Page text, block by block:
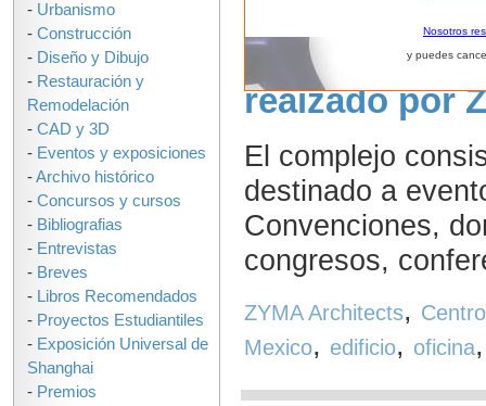
Centro de
reaizado por
El complejo
destinado a
Convenciones,
congresos,
ZYMA Architects,
Mexico, edificio, oficina
Nosotros
y puedes
- Urbanismo
- Construcción
- Diseño y Dibujo
- Restauración y
Remodelación
- CAD y 3D
- Eventos y exposiciones
-Archivo histórico
- Concursos y cursos
- Bibliografias
- Entrevistas
- Breves
- Libros Recomendados
- Proyectos Estudiantiles
- Exposición Universal de
Shanghai
- Premios